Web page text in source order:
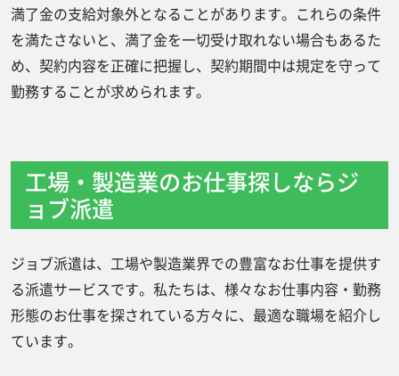
満了金の支給対象外となることがあります。これらの条件
を満たさないと、満了金を一切受け取れない場合もあるた
め、契約内容を正確に把握し、契約期間中は規定を守って
勤務することが求められます。
工場・製造業のお仕事探しならジ
ョブ派遣
ジョブ派遣は、工場や製造業界での豊富なお仕事を提供す
る派遣サービスです。私たちは、様々なお仕事内容・勤務
形態のお仕事を探されている方々に、最適な職場を紹介し
ています。